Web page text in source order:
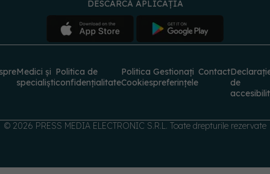
Medici și Politica de
Politica Gestionați Contact
© 2026 PRESS MEDIA ELECTRONIC S.R.L. Toate drepturile rezervate